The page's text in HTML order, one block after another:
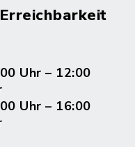
Uhr – 12:00
Uhr – 16:00